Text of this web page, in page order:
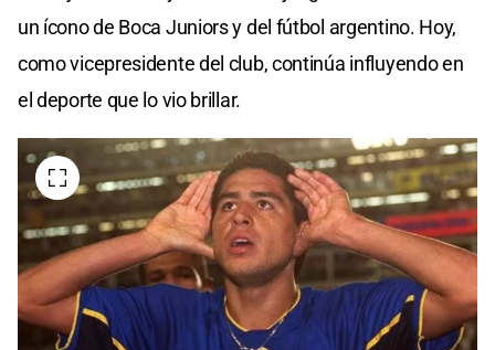
un ícono de Boca Juniors y del fútbol argentino. Hoy,
como vicepresidente del club, continúa influyendo en
el deporte que lo vio brillar.